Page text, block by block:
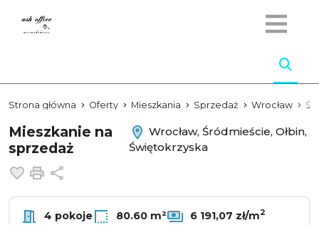
Strona główna Oferty Mieszkania Sprzedaż Wrocław
Mieszkanie na
sprzedaż
Wrocław, Śródmieście, Ołbin,
Świętokrzyska
Dodaj do ulubionych
Drukuj
4 pokoje 80.60 m² 6 191,07 zł/m2